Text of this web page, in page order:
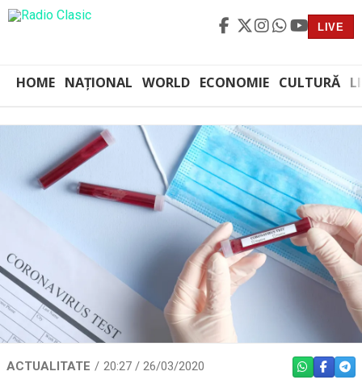
LIVE
HOME NAȚIONAL WORLD ECONOMIE CULTURĂ
ACTUALITATE 20:27 / 26/03/2020 WHATSAPP